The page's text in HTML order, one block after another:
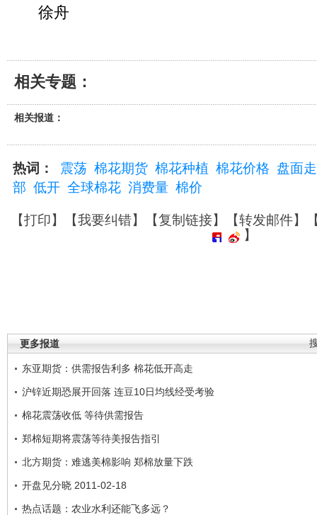
徐舟
相关专题：
相关报道：
热词： 震荡 棉花期货 棉花种植 棉花价格 盘面
部 低开 全球棉花 消费量 棉价
【打印】【我要纠错】【复制链接】【转发邮件】
】
更多报道
东亚期货：供需报告利多 棉花低开高走
沪锌近期恐展开回落 连豆10日均线经受考验
棉花震荡收低 等待供需报告
郑棉短期将震荡等待美报告指引
北方期货：难逃美棉影响 郑棉放量下跌
开盘见分晓 2011-02-18
热点话题：农业水利还能飞多远？